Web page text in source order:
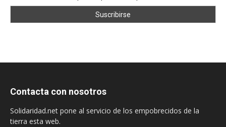
Contacta con nosotros
Solidaridad.net pone al servicio de los empobrecidos de la
tierra esta web.